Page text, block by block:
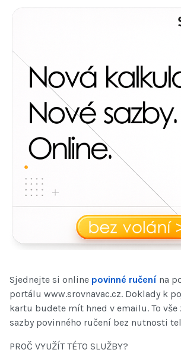
Sjednejte si online povinné ručení na
portálu www.srovnavac.cz. Doklady k
kartu budete mít hned v emailu. To vše
sazby povinného ručení bez nutnosti
PROČ VYUŽÍT TÉTO SLUŽBY?